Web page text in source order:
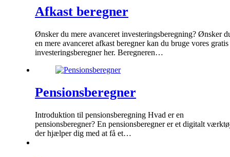
Afkast beregner
Ønsker du mere avanceret investeringsberegning? Ønsker
en mere avanceret afkast beregner kan du bruge vores gratis
investeringsberegner her. Beregneren…
Pensionsberegner
Introduktion til pensionsberegning Hvad er en
pensionsberegner? En pensionsberegner er et digitalt
der hjælper dig med at få et…